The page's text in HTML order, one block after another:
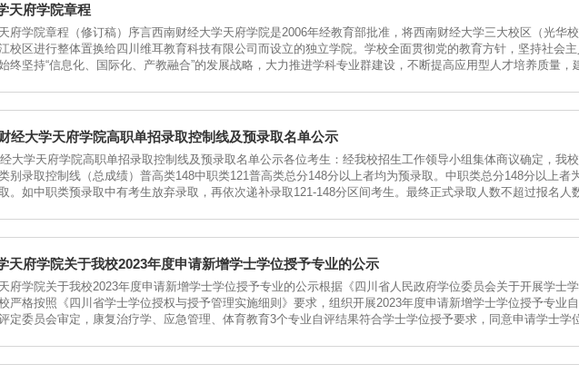
天府学院章程
府学院章程（修订稿）序言西南财经大学天府学院是2006年经教育部批准，将西南财经大学三大校区（光华
校区进行整体置换给四川维耳教育科技有限公司而设立的独立学院。学校全面贯彻党的教育方针，坚持社会
终坚持“信息化、国际化、产教融合”的发展战略，大力推进学科专业群建设，不断提高应用型人才培养质量，
经大学天府学院高职单招录取控制线及预录取名单公示
大学天府学院高职单招录取控制线及预录取名单公示各位考生：经我校招生工作领导小组集体商议确定，我
别录取控制线（总成绩）普高类148中职类121普高类总分148分以上者均为预录取。中职类总分148分以上者
。如中职类预录取中有考生放弃录取，再依次递补录取121-148分区间考生。最终正式录取人数不超过报名人
天府学院关于我校2023年度申请新增学士学位授予专业的公示
府学院关于我校2023年度申请新增学士学位授予专业的公示根据《四川省人民政府学位委员会关于开展学士学
严格按照《四川省学士学位授权与授予管理实施细则》要求，组织开展2023年度申请新增学士学位授予专业
定委员会审定，康复治疗学、应急管理、体育教育3个专业自评结果符合学士学位授予要求，同意申请学士学